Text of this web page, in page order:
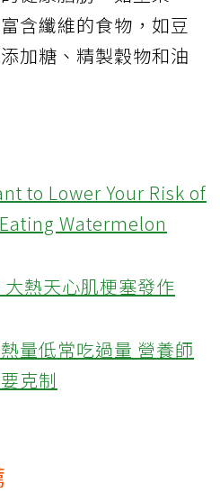
含纖維的食物，如豆
加糖、精製穀物和油
to Lower Your Risk of
Watermelon
熱天心肌梗塞發作
量低常吃過量 營養師
克制